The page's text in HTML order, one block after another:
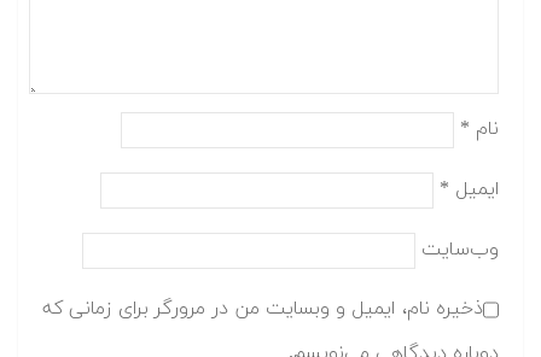
نام *
ایمیل *
وب‌سایت
ذخیره نام، ایمیل و وبسایت من در مرورگر برای زمانی که